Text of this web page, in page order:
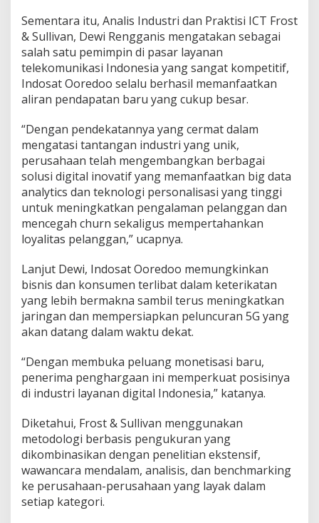
Sementara itu, Analis Industri dan Praktisi ICT Frost
& Sullivan, Dewi Rengganis mengatakan sebagai
salah satu pemimpin di pasar layanan
telekomunikasi Indonesia yang sangat kompetitif,
Indosat Ooredoo selalu berhasil memanfaatkan
aliran pendapatan baru yang cukup besar.
“Dengan pendekatannya yang cermat dalam
mengatasi tantangan industri yang unik,
perusahaan telah mengembangkan berbagai
solusi digital inovatif yang memanfaatkan big data
analytics dan teknologi personalisasi yang tinggi
untuk meningkatkan pengalaman pelanggan dan
mencegah churn sekaligus mempertahankan
loyalitas pelanggan,” ucapnya.
Lanjut Dewi, Indosat Ooredoo memungkinkan
bisnis dan konsumen terlibat dalam keterikatan
yang lebih bermakna sambil terus meningkatkan
jaringan dan mempersiapkan peluncuran 5G yang
akan datang dalam waktu dekat.
“Dengan membuka peluang monetisasi baru,
penerima penghargaan ini memperkuat posisinya
di industri layanan digital Indonesia,” katanya.
Diketahui, Frost & Sullivan menggunakan
metodologi berbasis pengukuran yang
dikombinasikan dengan penelitian ekstensif,
wawancara mendalam, analisis, dan benchmarking
ke perusahaan-perusahaan yang layak dalam
setiap kategori.